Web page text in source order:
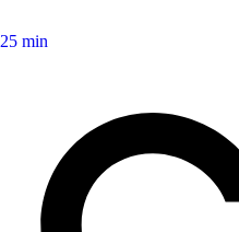
25 min